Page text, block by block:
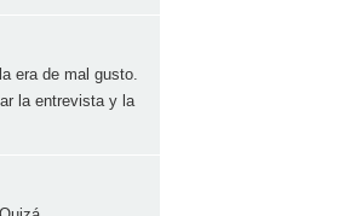
era de mal gusto.
la entrevista y la